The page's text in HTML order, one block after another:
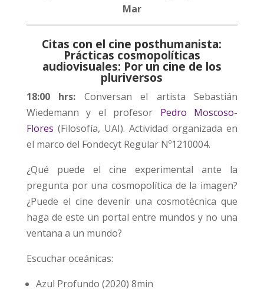
Mar
Citas con el cine posthumanista:
Prácticas cosmopolíticas
audiovisuales: Por un cine de los
pluriversos
18:00 hrs: Conversan el artista Sebastián
Wiedemann y el profesor Pedro Moscoso-
Flores (Filosofía, UAI). Actividad organizada en
el marco del Fondecyt Regular Nº1210004.
¿Qué puede el cine experimental ante la
pregunta por una cosmopolítica de la imagen?
¿Puede el cine devenir una cosmotécnica que
haga de este un portal entre mundos y no una
ventana a un mundo?
Escuchar oceánicas:
Azul Profundo (2020) 8min